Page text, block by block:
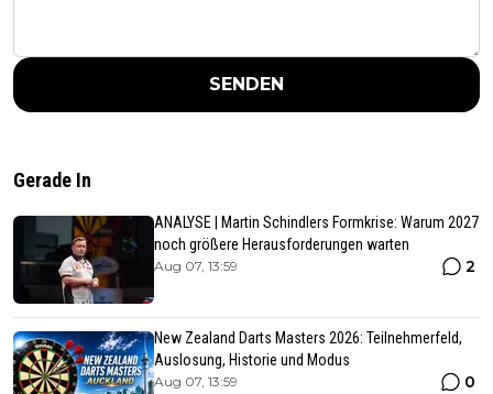
SENDEN
Gerade In
ANALYSE | Martin Schindlers Formkrise: Warum 2027
noch größere Herausforderungen warten
Aug 07, 13:59 2
New Zealand Darts Masters 2026: Teilnehmerfeld,
Auslosung, Historie und Modus
Aug 07, 13:59 0